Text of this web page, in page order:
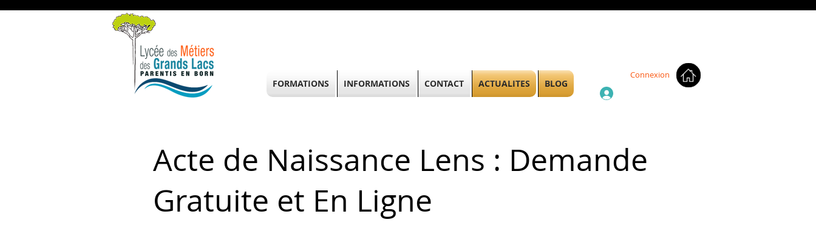
Connexion
Acte de Naissance Lens : Demande
Gratuite et En Ligne
FORMATIONS INFORMATIONS CONTACT ACTUALITES BLOG